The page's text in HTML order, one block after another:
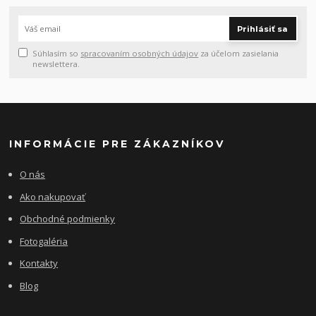
Prihlásiť sa
Súhlasím so spracovaním osobných údajov za účelom zasielania
newslettera.
INFORMÁCIE PRE ZÁKAZNÍKOV
O nás
Ako nakupovať
Obchodné podmienky
Fotogaléria
Kontakty
Blog